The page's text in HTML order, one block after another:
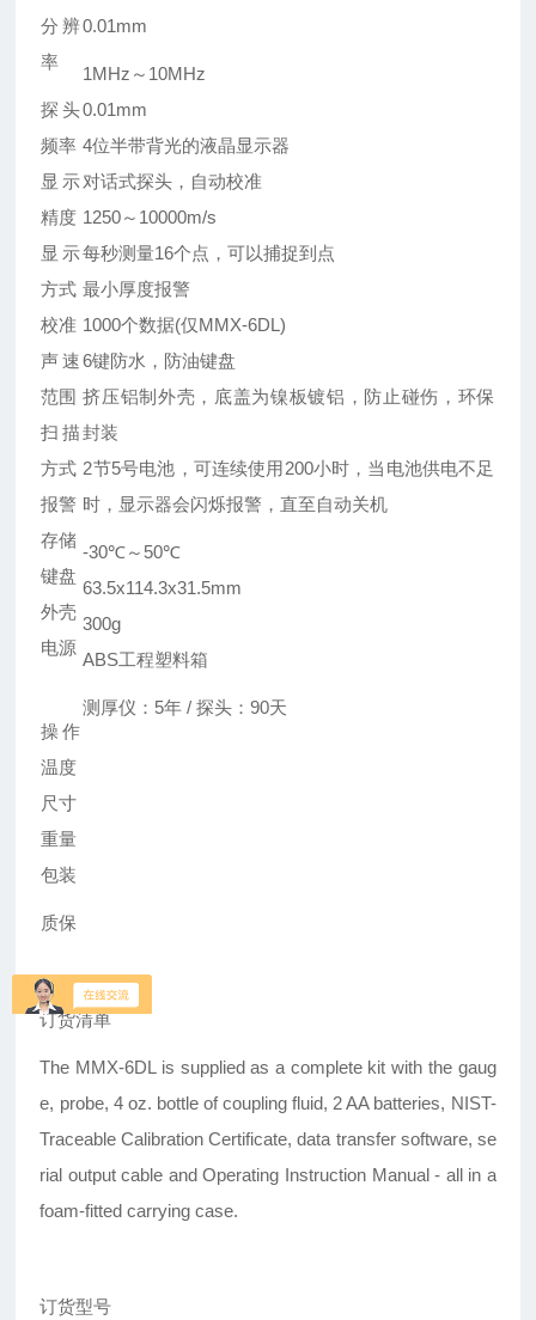
分辨
率
探头
频率
显示
精度
显示
方式
校准
声速
范围
扫描
方式
报警
存储
键盘
外壳
电源
操作
温度
尺寸
重量
包装
质保
0.01mm
1MHz ～10MHz
0.01mm
4位半带背光的液晶显示器
对话式探头，自动校准
1250～10000m/s
每秒测量16个点，可以捕捉到点
最小厚度报警
1000个数据(仅MMX-6DL)
6键防水，防油键盘
挤压铝制外壳，底盖为镍板镀铝，防止碰伤，环保
封装
2节5号电池，可连续使用200小时，当电池供电不足
时，显示器会闪烁报警，直至自动关机
-30℃～50℃
63.5x114.3x31.5mm
300g
ABS工程塑料箱
测厚仪：5年 / 探头：90天
订货清单
The MMX-6DL is supplied as a complete kit with the gaug
e, probe, 4 oz. bottle of coupling fluid, 2 AA batteries, NIST-
Traceable Calibration Certificate, data transfer software, se
rial output cable and Operating Instruction Manual - all in a
foam-fitted carrying case.
订货型号